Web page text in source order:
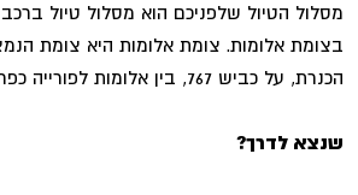
מסלול הטיול שלפניכם הוא מסלול טיול
בצומת אלומות. צומת אלומות היא צומת
הכנרת, על כביש 767, בין אלומות לפורייה כפר עבודה.
שנצא לדרך?